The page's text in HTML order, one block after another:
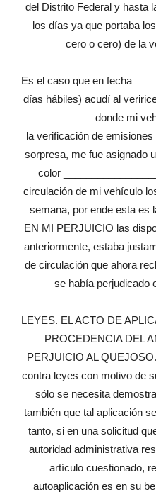
del Distrito Federal y hasta
los días ya que portaba
cero o cero) de la
Es el caso que en fecha
días hábiles) acudí al
____________ donde mi
la verificación de
sorpresa, me fue asignado
color
circulación de mi vehículo
semana, por ende esta es
EN MI PERJUICIO las
anteriormente, estaba
de circulación que ahora
se había perjudicado
LEYES. EL ACTO DE
PROCEDENCIA DEL
PERJUICIO AL
contra leyes con motivo de
sólo se necesita
también que tal aplicación
tanto, si en una solicitud
autoridad administrativa
artículo cuestionado,
autoaplicación es en su